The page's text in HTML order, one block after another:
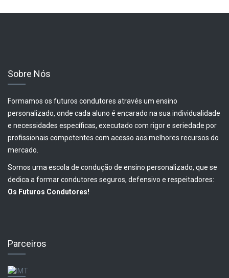
Sobre Nós
Formamos os futuros condutores através um ensino
personalizado, onde cada aluno é encarado na sua individualidade
e necessidades específicas, executado com rigor e seriedade por
profissionais competentes com acesso aos melhores recursos do
mercado.
Somos uma escola de condução de ensino personalizado, que se
dedica a formar condutores seguros, defensivo e respeitadores:
Os Futuros Condutores!
Parceiros